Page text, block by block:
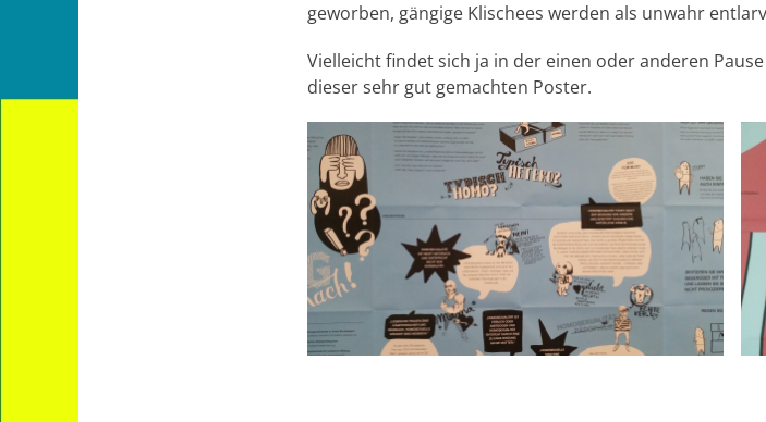
geworben, gängige Klischees werden als unwahr
Vielleicht findet sich ja in der einen oder anderen
dieser sehr gut gemachten Poster.